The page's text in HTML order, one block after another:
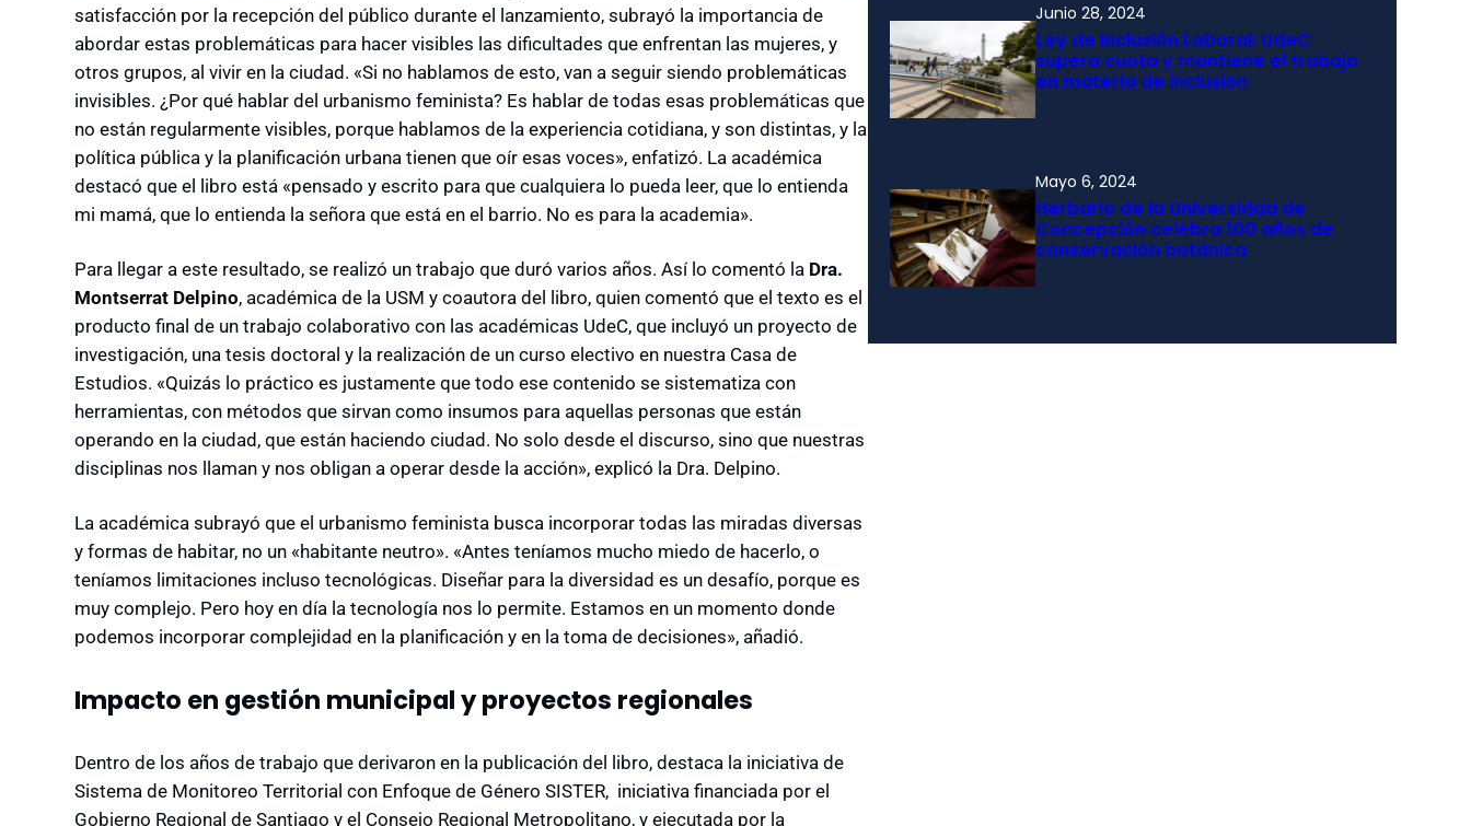
satisfacción por la recepción del público durante el lanzamiento, subrayó la importancia de
abordar estas problemáticas para hacer visibles las dificultades que enfrentan las mujeres, y
otros grupos, al vivir en la ciudad. «Si no hablamos de esto, van a seguir siendo problemáticas
invisibles. ¿Por qué hablar del urbanismo feminista? Es hablar de todas esas problemáticas que
no están regularmente visibles, porque hablamos de la experiencia cotidiana, y son distintas, y la
política pública y la planificación urbana tienen que oír esas voces», enfatizó. La académica
destacó que el libro está «pensado y escrito para que cualquiera lo pueda leer, que lo entienda
mi mamá, que lo entienda la señora que está en el barrio. No es para la academia».
Para llegar a este resultado, se realizó un trabajo que duró varios años. Así lo comentó la Dra.
Montserrat Delpino, académica de la USM y coautora del libro, quien comentó que el texto es el
producto final de un trabajo colaborativo con las académicas UdeC, que incluyó un proyecto de
investigación, una tesis doctoral y la realización de un curso electivo en nuestra Casa de
Estudios. «Quizás lo práctico es justamente que todo ese contenido se sistematiza con
herramientas, con métodos que sirvan como insumos para aquellas personas que están
operando en la ciudad, que están haciendo ciudad. No solo desde el discurso, sino que nuestras
disciplinas nos llaman y nos obligan a operar desde la acción», explicó la Dra. Delpino.
La académica subrayó que el urbanismo feminista busca incorporar todas las miradas diversas
y formas de habitar, no un «habitante neutro». «Antes teníamos mucho miedo de hacerlo, o
teníamos limitaciones incluso tecnológicas. Diseñar para la diversidad es un desafío, porque es
muy complejo. Pero hoy en día la tecnología nos lo permite. Estamos en un momento donde
podemos incorporar complejidad en la planificación y en la toma de decisiones», añadió.
Impacto en gestión municipal y proyectos regionales
Dentro de los años de trabajo que derivaron en la publicación del libro, destaca la iniciativa de
Sistema de Monitoreo Territorial con Enfoque de Género SISTER, iniciativa financiada por el
Gobierno Regional de Santiago y el Consejo Regional Metropolitano, y ejecutada por la
Junio 28, 2024
Ley de Inclusión Laboral: UdeC
supera cuota y mantiene el trabajo
en materia de inclusión
Mayo 6, 2024
Herbario de la Universidad de
Concepción celebra 100 años de
conservación botánica